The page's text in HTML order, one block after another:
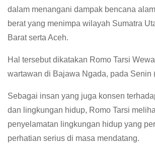
dalam menangani dampak bencana
berat yang menimpa wilayah Sumatra
Barat serta Aceh.
Hal tersebut dikatakan Romo Tarsi
wartawan di Bajawa Ngada, pada Senin
Sebagai insan yang juga konsen
dan lingkungan hidup, Romo Tarsi
penyelamatan lingkungan hidup yang
perhatian serius di masa mendatang.